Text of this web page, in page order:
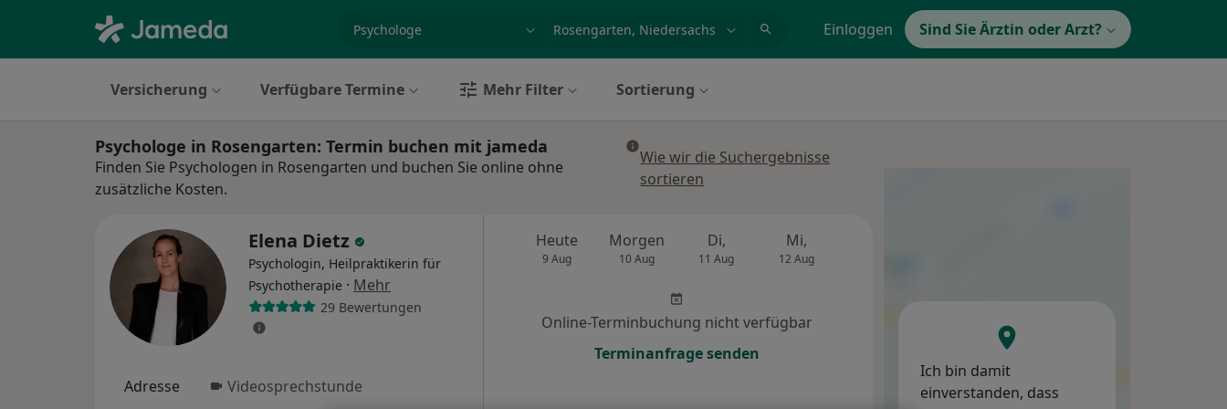
Einloggen Sind Sie Ärztin oder Arzt?
Versicherung Verfügbare Termine Mehr Filter Sortierung
Psychologe in Rosengarten: Termin buchen mit jameda
Finden Sie Psychologen in Rosengarten und buchen Sie online ohne
zusätzliche Kosten.
Wie wir die Suchergebnisse
sortieren
Elena Dietz
Psychologin, Heilpraktikerin für
Psychotherapie · Mehr
29 Bewertungen
Adresse Videosprechstunde
Heute
9 Aug
Morgen
10 Aug
Di,
11 Aug
Mi,
12 Aug
Online-Terminbuchung nicht verfügbar
Terminanfrage senden
Ich bin damit
einverstanden, dass